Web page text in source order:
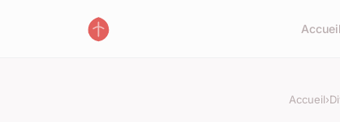
Accueil
Accueil›